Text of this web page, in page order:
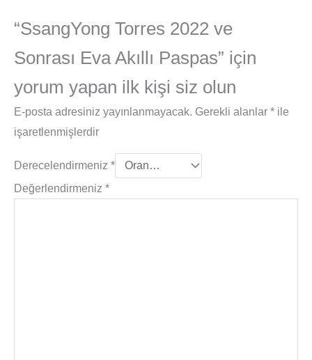
“SsangYong Torres 2022 ve
Sonrası Eva Akıllı Paspas” için
yorum yapan ilk kişi siz olun
E-posta adresiniz yayınlanmayacak. Gerekli alanlar * ile
işaretlenmişlerdir
Derecelendirmeniz *
Değerlendirmeniz *